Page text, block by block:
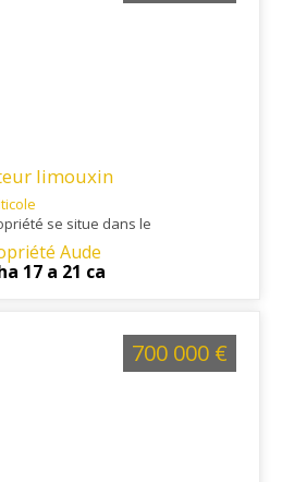
limouxin
se situe dans le
Aude
17 a 21 ca
700 000 €